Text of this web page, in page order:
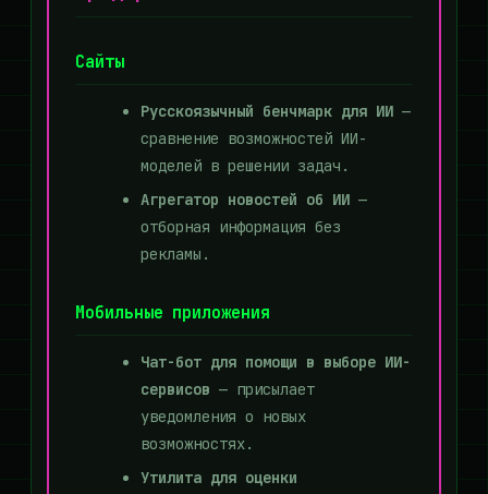
Сайты
Русскоязычный бенчмарк для ИИ —
сравнение возможностей ИИ-
моделей в решении задач.
Агрегатор новостей об ИИ —
отборная информация без
рекламы.
Мобильные приложения
Чат-бот для помощи в выборе ИИ-
сервисов — присылает
уведомления о новых
возможностях.
Утилита для оценки